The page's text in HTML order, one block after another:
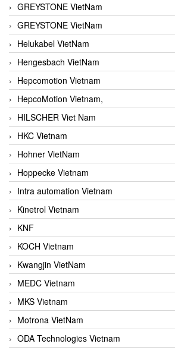
GREYSTONE VietNam
GREYSTONE VietNam
Helukabel VietNam
Hengesbach VietNam
Hepcomotion Vietnam
HepcoMotion Vietnam,
HILSCHER Viet Nam
HKC Vietnam
Hohner VietNam
Hoppecke Vietnam
Intra automation Vietnam
Kinetrol Vietnam
KNF
KOCH Vietnam
Kwangjin VietNam
MEDC Vietnam
MKS Vietnam
Motrona VietNam
ODA Technologies Vietnam